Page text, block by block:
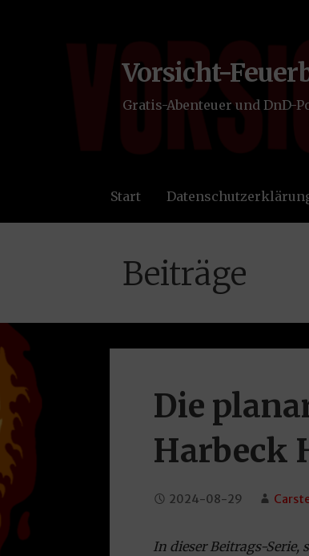
Vorsicht-
Gratis-Abenteuer und DnD-
Start
Beiträge
Die
Harbeck
2024-08-29
In dieser Beitrags-Serie,